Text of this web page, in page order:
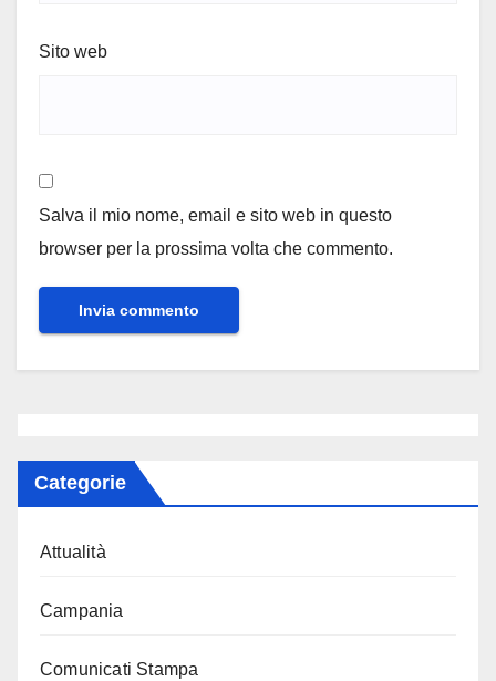
Sito web
Salva il mio nome, email e sito web in questo
browser per la prossima volta che commento.
Categorie
Attualità
Campania
Comunicati Stampa